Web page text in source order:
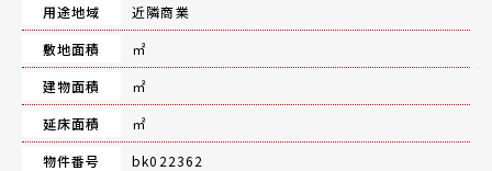
用途地域
近隣商業
敷地面積
㎡
建物面積
㎡
延床面積
㎡
物件番号
bk022362